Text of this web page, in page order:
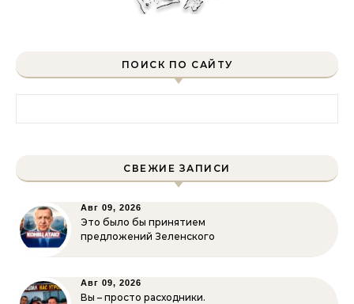
ПОИСК ПО САЙТУ
СВЕЖИЕ ЗАПИСИ
Авг 09, 2026
Это было бы принятием
предложений Зеленского
Авг 09, 2026
Вы – просто расходники.